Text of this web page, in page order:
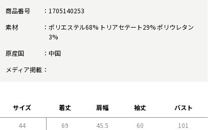
商品番号
1705140253
素材
ポリエステル68% トリアセテート29% ポリウレタン
3%
原産国
中国
メディア掲載
サイズ 着丈 肩幅 袖丈 バスト
44 69 45.5 60
101